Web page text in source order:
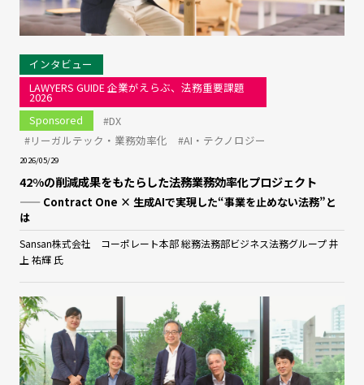
インタビュー
LAWYERS GUIDE 企業がえらぶ、法務重要課題
2026
Sponsored
#DX
#リーガルテック・業務効率化
#AI・テクノロジー
2026/05/29
42%の削減成果をもたらした法務業務効率化プロジェクト
—— Contract One × 生成AIで実現した“事業を止めない法務”と
は
Sansan株式会社 コーポレート本部 総務法務部ビジネス法務グループ 井
上 祐輝 氏